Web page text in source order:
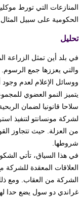
المنازعات التي تورط
الحكومية على سبيل المثال.
تحليل
والتي يعززها جمع الرسوم.
ووسائل الإعلام لعدم
يتميز النمو العضوي
سلاحا قانونيا لضمان
لشركة مونسانتو لتنفيذ
من العزلة. حيث تتجاوز
شروطها.
في هذا السياق، تأتي
العلاقات المعقدة
الشركة من العقاب. ومع
غراندي دو سول يضع حدا